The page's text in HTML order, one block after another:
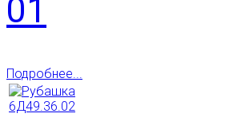
01
Подробнее...